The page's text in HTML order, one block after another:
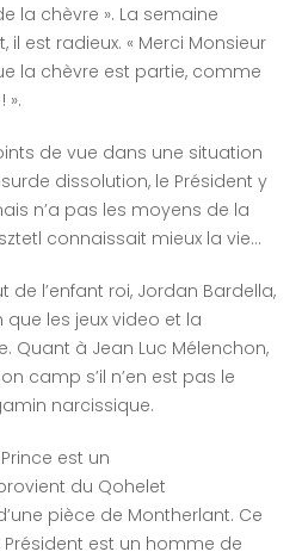
la chèvre ». La semaine
il est radieux. « Merci Monsieur
la chèvre est partie, comme
».
de vue dans une situation
dissolution, le Président y
n’a pas les moyens de la
connaissait mieux la vie…
l’enfant roi, Jordan Bardella,
les jeux video et la
Quant à Jean Luc Mélenchon,
camp s’il n’en est pas le
narcissique.
est un
du Qohelet
pièce de Montherlant. Ce
est un homme de